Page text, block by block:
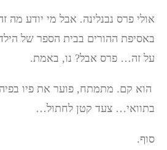
אולי פרס נבנלינה. אבל מי יודע מה
באסיפת ההורים בבית הספר של
על זה… פרס אבל? נו, באמת.
הוא קם. מתמתח, פוער את פיו
בתוואי… צעד קטן לחתול…
סוף.